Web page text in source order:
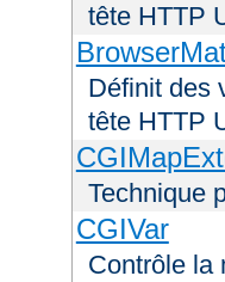
tête HTTP
Définit des
tête HTTP
Technique
CGIVar
Contrôle la